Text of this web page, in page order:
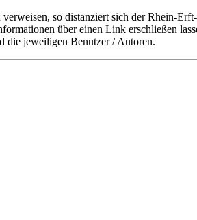
so distanziert sich der Rhein-
über einen Link erschließen
die jeweiligen Benutzer / Autoren.